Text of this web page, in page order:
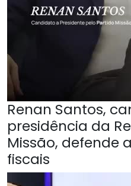
Renan Santos,
presidência da
Missão, defende
fiscais